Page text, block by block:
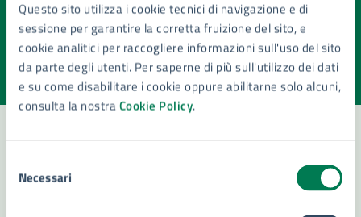
Questo sito utilizza i cookie tecnici di navigazione e di
sessione per garantire la corretta fruizione del sito, e
cookie analitici per raccogliere informazioni sull'uso del sito
da parte degli utenti. Per saperne di più sull'utilizzo dei dati
e su come disabilitare i cookie oppure abilitarne solo alcuni,
consulta la nostraCookie Policy.
delNecessari
Quanto sono chiare le informazioni su questa
pagina?
Valuta la chiarezza delle informazioni (da 1 a 5 stelle)
Seleziona il numero di stelle per valutare la chiarezza delle
Valuta 5 stelle su 5
Valuta 4 stelle su 5
Valuta 3 stelle su 5
Valuta 2 stelle su 5
Valuta 1 stelle su 5
Contatta il comune